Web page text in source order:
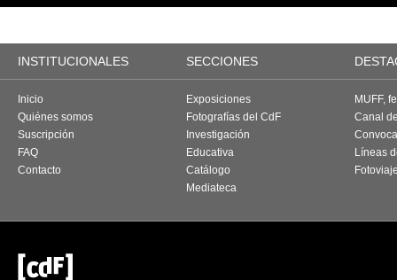
INSTITUCIONALES SECCIONES
Inicio
Quiénes somos
Suscripción
FAQ
Contacto
Exposiciones
Fotografías del CdF
Investigación
Educativa
Catálogo
Mediateca
MUFF,
Canal
Líneas